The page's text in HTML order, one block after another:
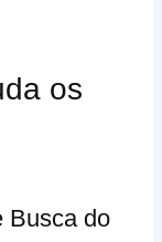
os
Busca do